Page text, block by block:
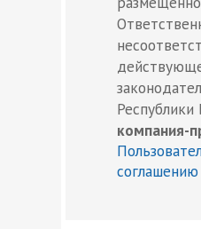
Республики
компания-
соглашению